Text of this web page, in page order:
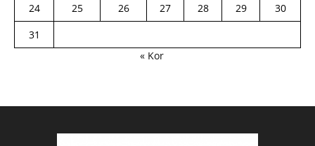
24
25 26 27 28 29
30
31
« Kor